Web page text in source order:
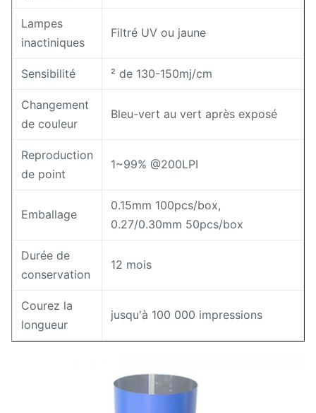
Lampes
inactiniques
Filtré UV ou jaune
Sensibilité ² de 130-150mj/cm
Changement
de couleur
Bleu-vert au vert après exposé
Reproduction
de point
1~99% @200LPI
Emballage
0.15mm 100pcs/box,
0.27/0.30mm 50pcs/box
Durée de
conservation
12 mois
Courez la
longueur
jusqu'à 100 000 impressions